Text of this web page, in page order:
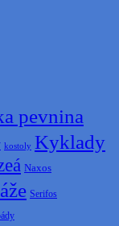
pevnina
kostoly Kyklady
Naxos
Serifos